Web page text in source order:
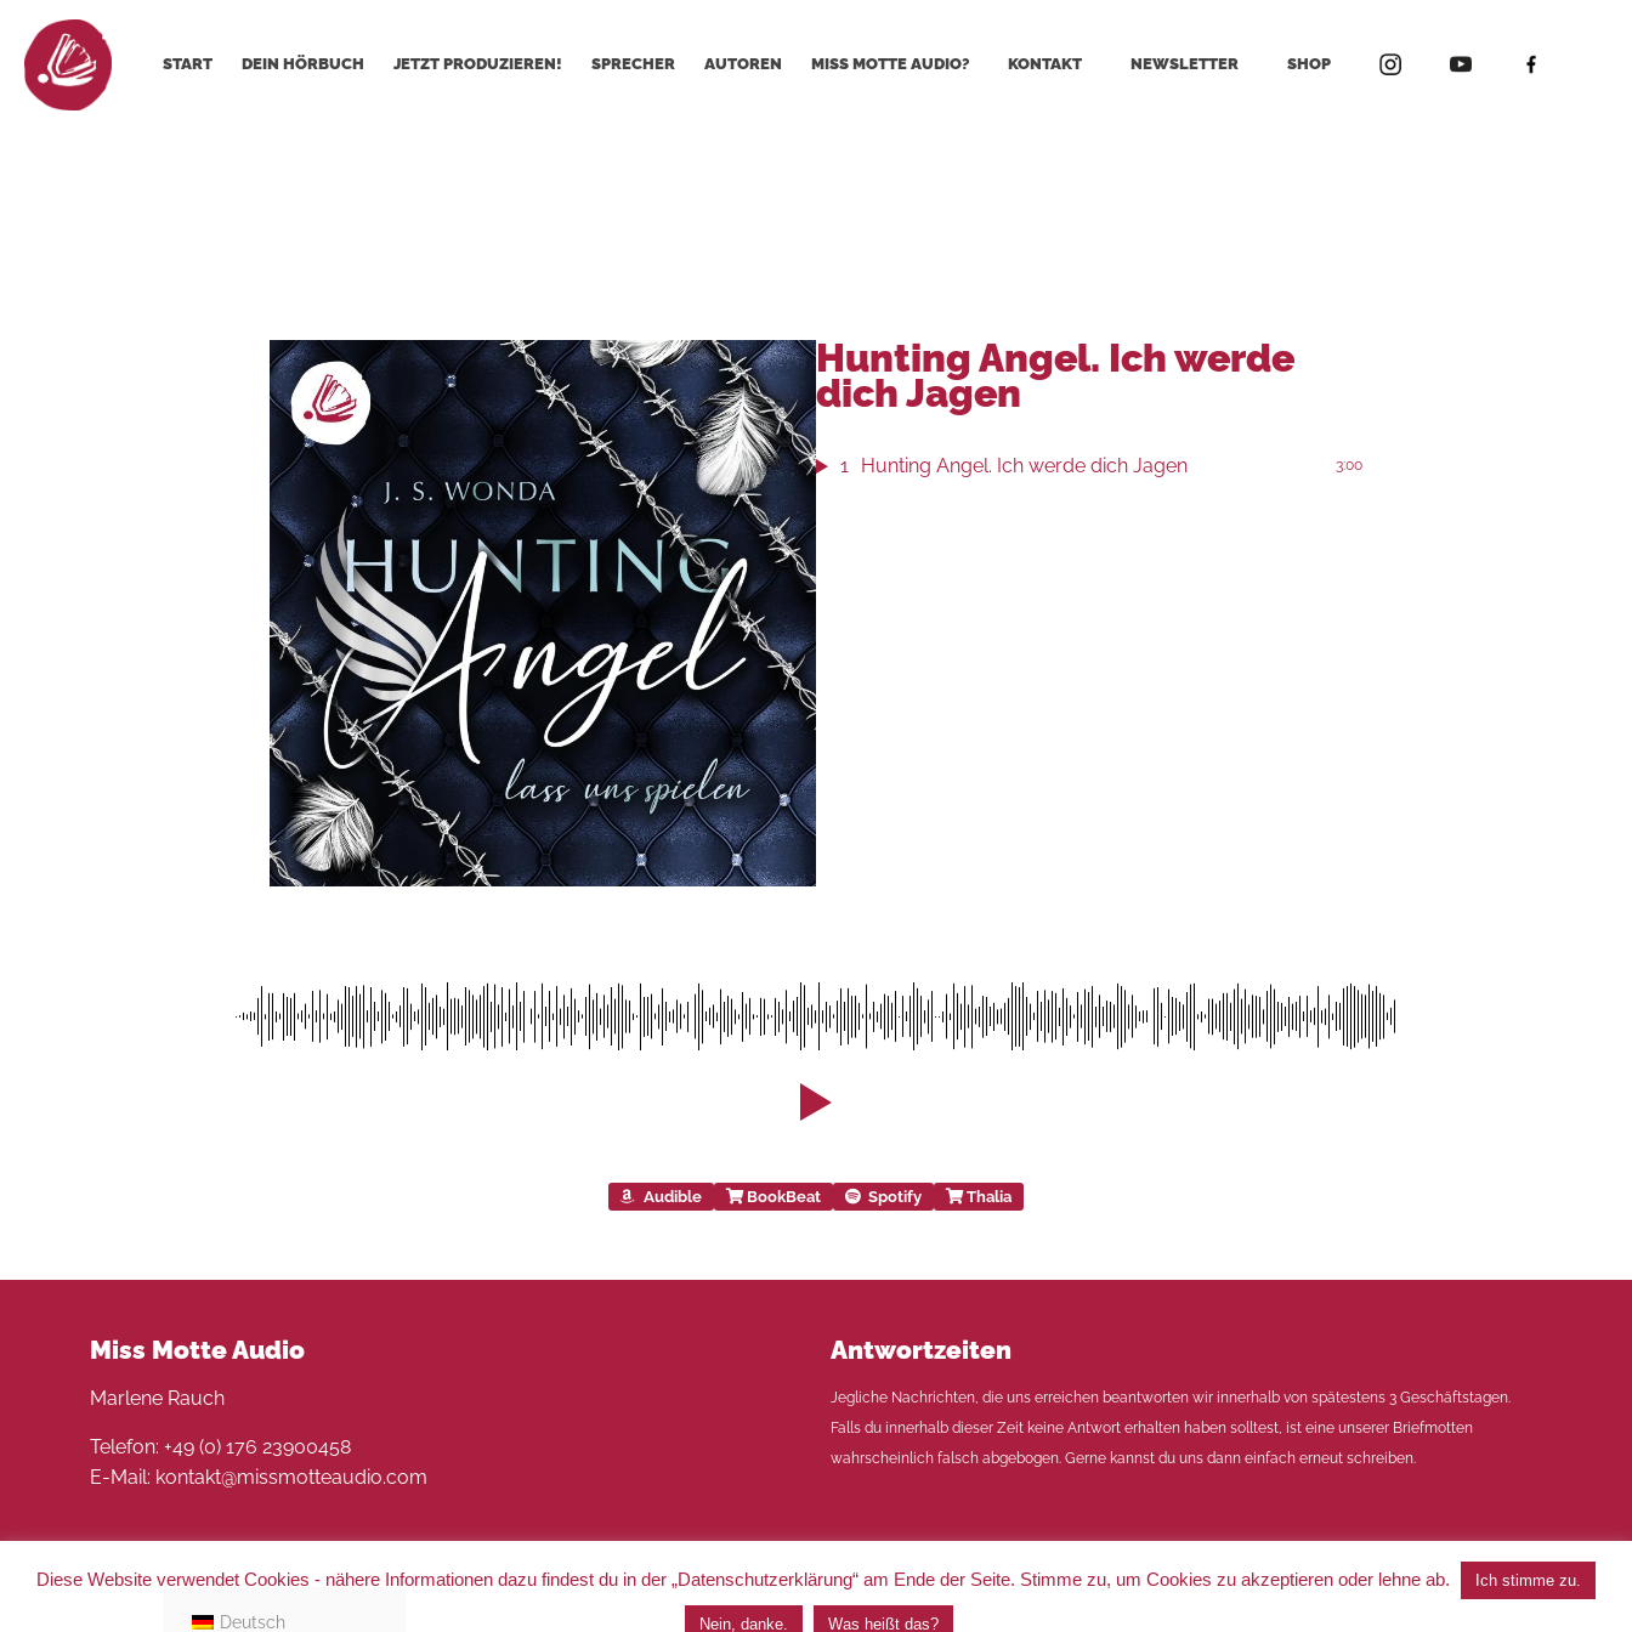
START DEIN HÖRBUCH JETZT PRODUZIEREN! SPRECHER AUTOREN MISS MOTTE AUDIO? KONTAKT NEWSLETTER SHOP
Hunting Angel. Ich werde
dich Jagen
1 Hunting Angel. Ich werde dich Jagen 3:00
Audible BookBeat Spotify Thalia
Miss Motte Audio
Marlene Rauch
Telefon: +49 (0) 176 23900458
E-Mail: kontakt@missmotteaudio.com
Antwortzeiten
Jegliche Nachrichten, die uns erreichen beantworten wir innerhalb von spätestens 3 Geschäftstagen.
Falls du innerhalb dieser Zeit keine Antwort erhalten haben solltest, ist eine unserer Briefmotten
wahrscheinlich falsch abgebogen. Gerne kannst du uns dann einfach erneut schreiben.
Datenschutz
Diese Website verwendet Cookies - nähere Informationen dazu findest du in der „Datenschutzerklärung“ am Ende der Seite. Stimme zu, um Cookies zu akzeptieren oder lehne ab. Ich stimme zu.
Nein, danke. Was heißt das?
Deutsch